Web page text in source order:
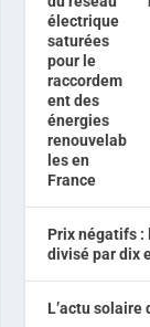
Prix négatifs :
divisé par dix
L’actu